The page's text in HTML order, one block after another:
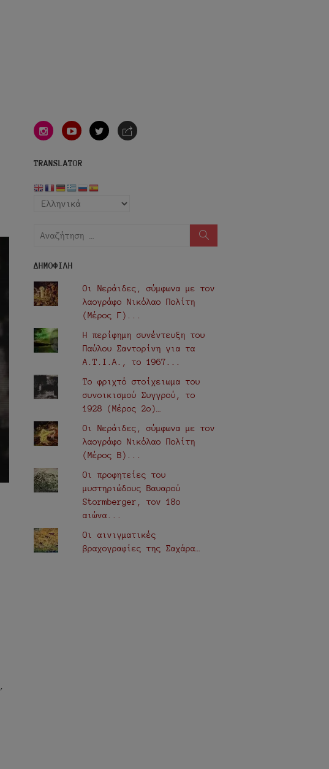
instagramyoutube twittere-
TRANSLATOR
Αναζήτηση
ΔΗΜΟΦΙΛΗ
Οι Νεράιδες, σύμφωνα με τον
λαογράφο Νικόλαο Πολίτη
(Μέρος Γ)...
Η περίφημη συνέντευξη του
Παύλου Σαντορίνη για τα
Α.Τ.Ι.Α., τo 1967...
Το φριχτό στοίχειωμα του
συνοικισμού Συγγρού, το
1928 (Μέρος 2ο)…
Οι Νεράιδες, σύμφωνα με τον
λαογράφο Νικόλαο Πολίτη
(Μέρος Β)...
Οι προφητείες του
μυστηριώδους Βαυαρού
Stormberger, τον 18ο
αιώνα...
Οι αινιγματικές
βραχογραφίες της Σαχάρα…